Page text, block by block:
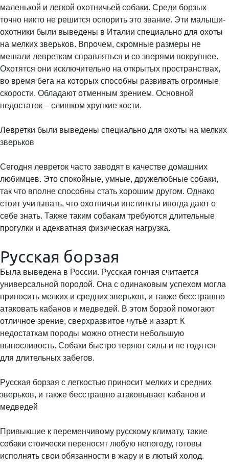
маленькой и легкой охотничьей собаки. Среди борзых
точно никто не решится оспорить это звание. Эти малыши-
охотники были выведены в Италии специально для охоты
на мелких зверьков. Впрочем, скромные размеры не
мешали левреткам справляться и со зверями покрупнее.
Охотятся они исключительно на открытых пространствах,
во время бега на которых способны развивать огромные
скорости. Обладают отменным зрением. Основной
недостаток – слишком хрупкие кости.
Левретки были выведены специально для охоты на мелких
зверьков
Сегодня левреток часто заводят в качестве домашних
любимцев. Это спокойные, умные, дружелюбные собаки,
так что вполне способны стать хорошим другом. Однако
стоит учитывать, что охотничьи инстинкты иногда дают о
себе знать. Также таким собакам требуются длительные
прогулки и адекватная физическая нагрузка.
Русская борзая
Была выведена в России. Русская гончая считается
универсальной породой. Она с одинаковым успехом могла
приносить мелких и средних зверьков, и также бесстрашно
атаковать кабанов и медведей. В этом борзой помогают
отличное зрение, сверхразвитое чутьё и азарт. К
недостаткам породы можно отнести небольшую
выносливость. Собаки быстро теряют силы и не годятся
для длительных забегов.
Русская борзая с легкостью приносит мелких и средних
зверьков, и также бесстрашно атаковывает кабанов и
медведей
Привыкшие к переменчивому русскому климату, такие
собаки стоически переносят любую непогоду, готовы
исполнять свои обязанности в жару и в лютый холод.